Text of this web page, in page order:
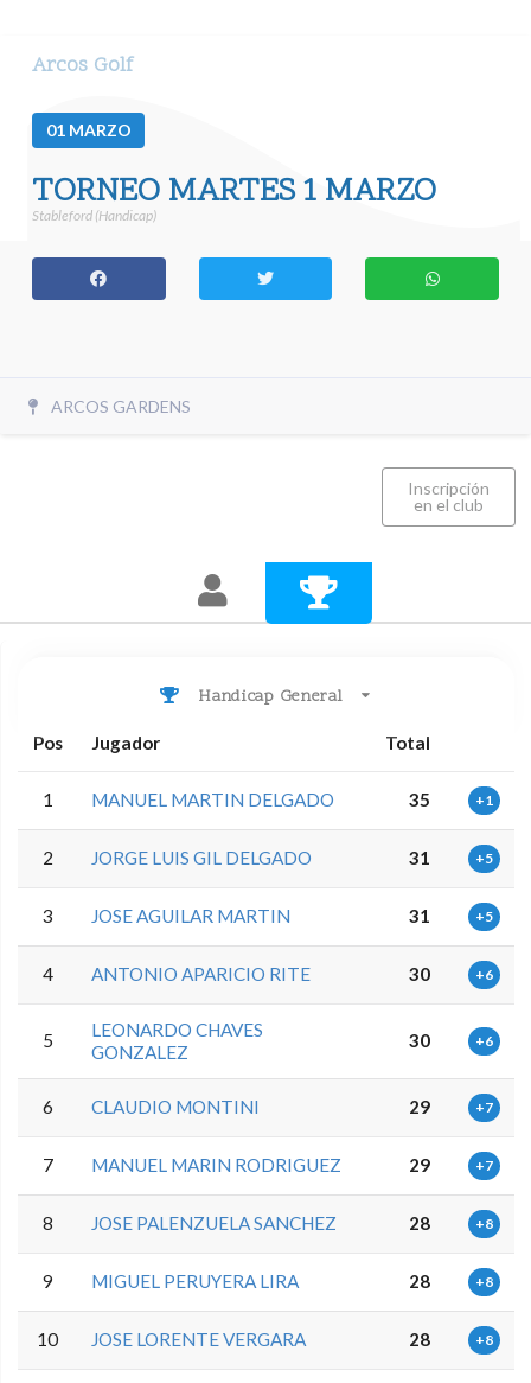
Arcos Golf
01 MARZO
TORNEO MARTES 1 MARZO
Stableford (Handicap)
ARCOS GARDENS
Inscripción
en el club
Handicap General
Pos Jugador Total
1 MANUEL MARTIN DELGADO 35 +1
2 JORGE LUIS GIL DELGADO 31 +5
3 JOSE AGUILAR MARTIN 31 +5
4 ANTONIO APARICIO RITE 30 +6
5
LEONARDO CHAVES
GONZALEZ
30 +6
6 CLAUDIO MONTINI 29 +7
7 MANUEL MARIN RODRIGUEZ 29 +7
8 JOSE PALENZUELA SANCHEZ 28 +8
9 MIGUEL PERUYERA LIRA 28 +8
10 JOSE LORENTE VERGARA 28 +8